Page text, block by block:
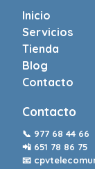
Inicio
Servicios
Tienda
Blog
Contacto
Contacto
📞 977 68 44 66
📲 651 78 86 75
📧